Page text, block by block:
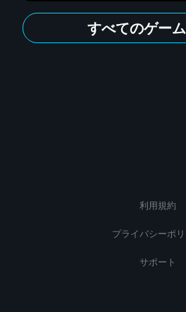
すべてのゲー
利用規約
プライバシーポ
サポート